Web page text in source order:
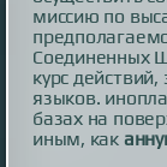
миссию по
Соединенных
курс
языков.
базах на
иным, как